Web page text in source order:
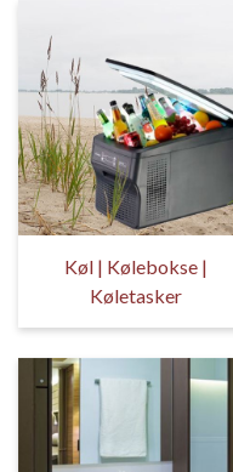
Køl | Kølebokse |
Køletasker